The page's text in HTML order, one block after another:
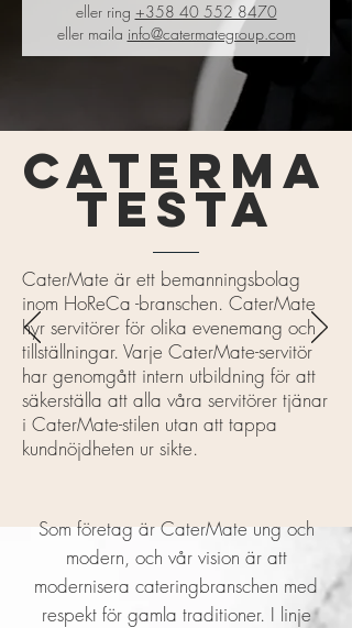
eller ring +358 40 552 8470
eller maila info@catermategroup.com
CATERMA
TESTA
CaterMate är ett bemanningsbolag
inom HoReCa -branschen. CaterMate
hyr servitörer för olika evenemang och
tillställningar. Varje CaterMate-servitör
har genomgått intern utbildning för att
säkerställa att alla våra servitörer tjänar
i CaterMate-stilen utan att tappa
kundnöjdheten ur sikte.
Som företag är CaterMate ung och
modern, och vår vision är att
modernisera cateringbranschen med
respekt för gamla traditioner. I linje